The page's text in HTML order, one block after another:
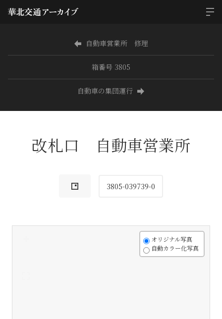
自動車営業所 修理
箱番号 3805
自動車の集団運行
改札口 自動車営業所
3805-039739-0
オリジナル写真
自動カラー化写真